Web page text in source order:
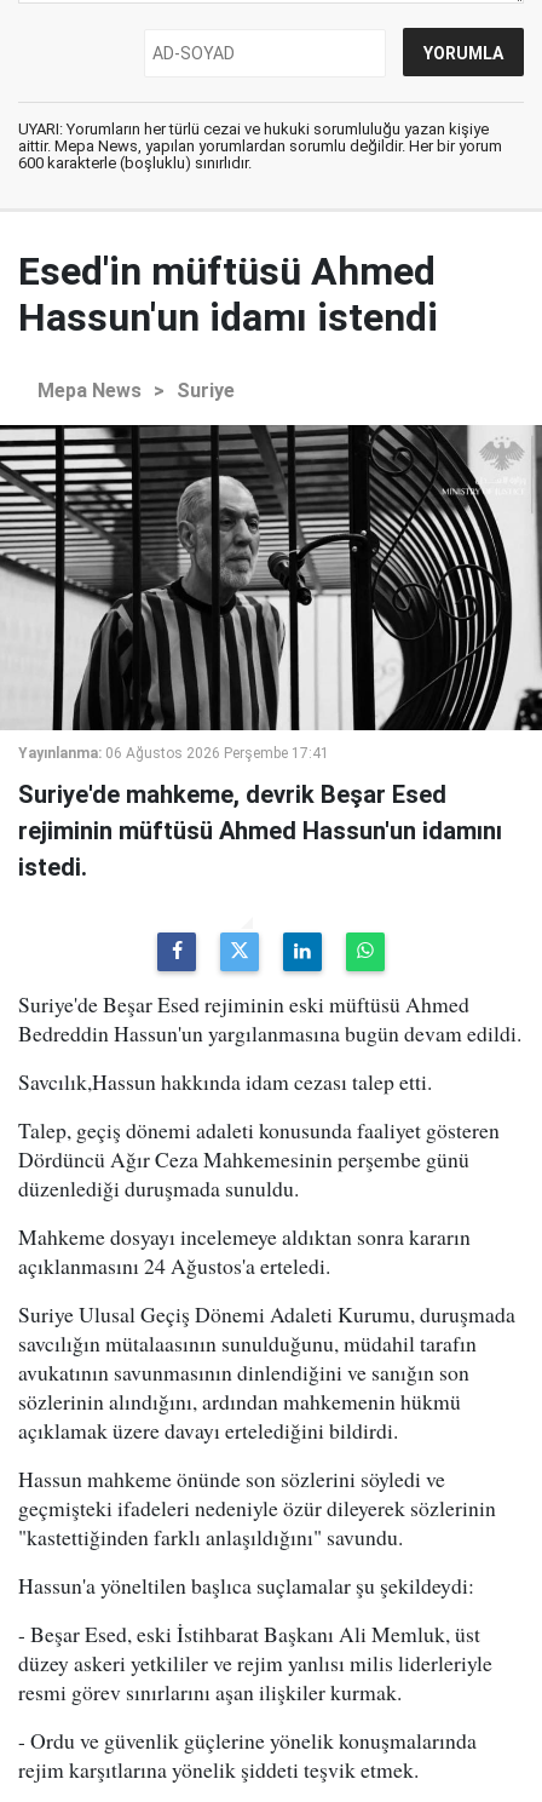
UYARI: Yorumların her türlü cezai ve hukuki sorumluluğu yazan kişiye
aittir. Mepa News, yapılan yorumlardan sorumlu değildir. Her bir yorum
600 karakterle (boşluklu) sınırlıdır.
Esed'in müftüsü Ahmed
Hassun'un idamı istendi
Mepa News > Suriye
Yayınlanma: 06 Ağustos 2026 Perşembe 17:41
Suriye'de mahkeme, devrik Beşar Esed
rejiminin müftüsü Ahmed Hassun'un idamını
istedi.
Suriye'de Beşar Esed rejiminin eski müftüsü Ahmed
Bedreddin Hassun'un yargılanmasına bugün devam edildi.
Savcılık,Hassun hakkında idam cezası talep etti.
Talep, geçiş dönemi adaleti konusunda faaliyet gösteren
Dördüncü Ağır Ceza Mahkemesinin perşembe günü
düzenlediği duruşmada sunuldu.
Mahkeme dosyayı incelemeye aldıktan sonra kararın
açıklanmasını 24 Ağustos'a erteledi.
Suriye Ulusal Geçiş Dönemi Adaleti Kurumu, duruşmada
savcılığın mütalaasının sunulduğunu, müdahil tarafın
avukatının savunmasının dinlendiğini ve sanığın son
sözlerinin alındığını, ardından mahkemenin hükmü
açıklamak üzere davayı ertelediğini bildirdi.
Hassun mahkeme önünde son sözlerini söyledi ve
geçmişteki ifadeleri nedeniyle özür dileyerek sözlerinin
"kastettiğinden farklı anlaşıldığını" savundu.
Hassun'a yöneltilen başlıca suçlamalar şu şekildeydi:
- Beşar Esed, eski İstihbarat Başkanı Ali Memluk, üst
düzey askeri yetkililer ve rejim yanlısı milis liderleriyle
resmi görev sınırlarını aşan ilişkiler kurmak.
- Ordu ve güvenlik güçlerine yönelik konuşmalarında
rejim karşıtlarına yönelik şiddeti teşvik etmek.